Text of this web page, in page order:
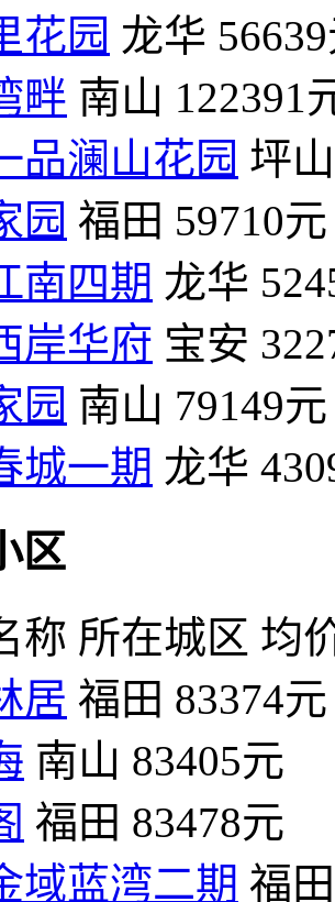
花园 龙华
畔 南山 122391
品澜山花园 坪山
园 福田 59710元
南四期 龙华
岸华府 宝安
园 南山 79149元
城一期 龙华
区
称 所在城区 均
居 福田 83374元
南山 83405元
福田 83478元
域蓝湾二期 福田